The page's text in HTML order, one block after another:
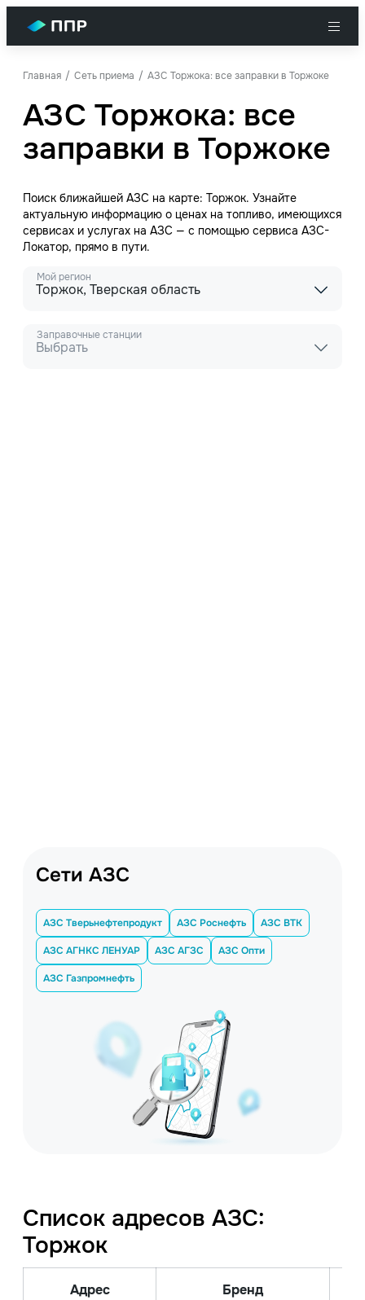
Главная Сеть приема АЗС Торжока: все заправки в Торжоке
АЗС Торжока: все
заправки в Торжоке
Поиск ближайшей АЗС на карте: Торжок. Узнайте
актуальную информацию о ценах на топливо, имеющихся
сервисах и услугах на АЗС — с помощью сервиса АЗС-
Локатор, прямо в пути.
Мой регион
Торжок, Тверская область
Заправочные станции
Выбрать
Сети АЗС
АЗС Тверьнефтепродукт АЗС Роснефть АЗС ВТК
АЗС АГНКС ЛЕНУАР АЗС АГЗС АЗС Опти
АЗС Газпромнефть
Список адресов АЗС:
Торжок
Адрес Бренд